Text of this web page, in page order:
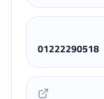
01222290518